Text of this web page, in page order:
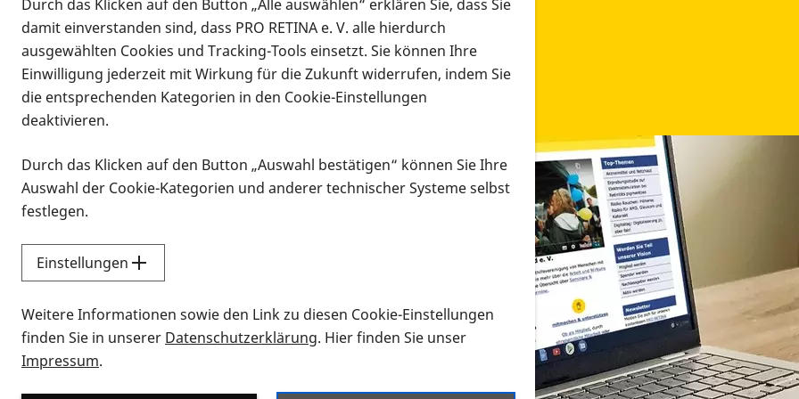
Infomaterial
Infomaterial
Vorlesen
Alle Infomaterialien in verschiedenen Formaten an
Sie möchten wissen, wie Sie nach Infonmaterial suchen und dieses bestellen bzw. herunterladen
Durch das Klicken auf den Button „Alle auswählen“ erklären Sie, dass Sie
damit einverstanden sind, dass PRO RETINA e. V. alle hierdurch
ausgewählten Cookies und Tracking-Tools einsetzt. Sie können Ihre
Einwilligung jederzeit mit Wirkung für die Zukunft widerrufen, indem Sie
die entsprechenden Kategorien in den Cookie-Einstellungen
deaktivieren.
Durch das Klicken auf den Button „Auswahl bestätigen“ können Sie Ihre
Auswahl der Cookie-Kategorien und anderer technischer Systeme selbst
festlegen.
Einstellungen
Weitere Informationen sowie den Link zu diesen Cookie-Einstellungen
finden Sie in unserer Datenschutzerklärung. Hier finden Sie unser
Impressum.